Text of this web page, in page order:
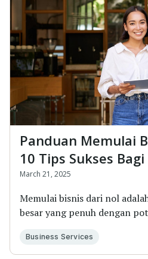
Panduan Memulai
10 Tips Sukses
Pengusaha
March 21, 2025
Memulai bisnis dari nol
besar yang penuh dengan
Business Services